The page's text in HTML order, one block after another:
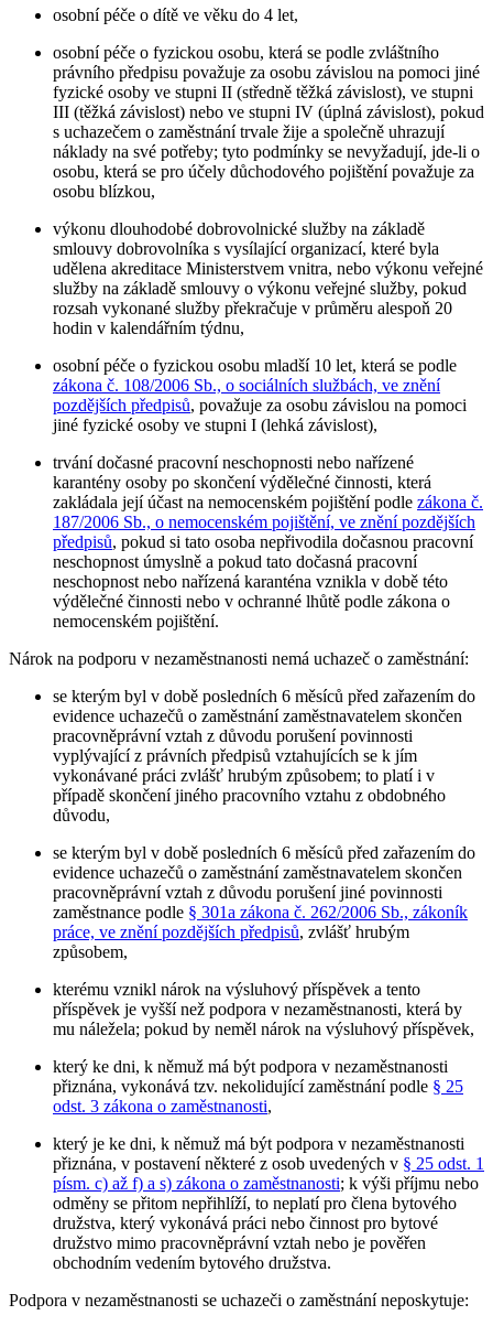
osobní péče o dítě ve věku do 4 let,
osobní péče o fyzickou osobu, která se podle zvláštního
právního předpisu považuje za osobu závislou na pomoci jiné
fyzické osoby ve stupni II (středně těžká závislost), ve stupni
III (těžká závislost) nebo ve stupni IV (úplná závislost), pokud
s uchazečem o zaměstnání trvale žije a společně uhrazují
náklady na své potřeby; tyto podmínky se nevyžadují, jde-li o
osobu, která se pro účely důchodového pojištění považuje za
osobu blízkou,
výkonu dlouhodobé dobrovolnické služby na základě
smlouvy dobrovolníka s vysílající organizací, které byla
udělena akreditace Ministerstvem vnitra, nebo výkonu veřejné
služby na základě smlouvy o výkonu veřejné služby, pokud
rozsah vykonané služby překračuje v průměru alespoň 20
hodin v kalendářním týdnu,
osobní péče o fyzickou osobu mladší 10 let, která se podle
zákona č. 108/2006 Sb., o sociálních službách, ve znění
pozdějších předpisů, považuje za osobu závislou na pomoci
jiné fyzické osoby ve stupni I (lehká závislost),
trvání dočasné pracovní neschopnosti nebo nařízené
karantény osoby po skončení výdělečné činnosti, která
zakládala její účast na nemocenském pojištění podle zákona č.
187/2006 Sb., o nemocenském pojištění, ve znění pozdějších
předpisů, pokud si tato osoba nepřivodila dočasnou pracovní
neschopnost úmyslně a pokud tato dočasná pracovní
neschopnost nebo nařízená karanténa vznikla v době této
výdělečné činnosti nebo v ochranné lhůtě podle zákona o
nemocenském pojištění.
Nárok na podporu v nezaměstnanosti nemá uchazeč o zaměstnání:
se kterým byl v době posledních 6 měsíců před zařazením do
evidence uchazečů o zaměstnání zaměstnavatelem skončen
pracovněprávní vztah z důvodu porušení povinnosti
vyplývající z právních předpisů vztahujících se k jím
vykonávané práci zvlášť hrubým způsobem; to platí i v
případě skončení jiného pracovního vztahu z obdobného
důvodu,
se kterým byl v době posledních 6 měsíců před zařazením do
evidence uchazečů o zaměstnání zaměstnavatelem skončen
pracovněprávní vztah z důvodu porušení jiné povinnosti
zaměstnance podle § 301a zákona č. 262/2006 Sb., zákoník
práce, ve znění pozdějších předpisů, zvlášť hrubým
způsobem,
kterému vznikl nárok na výsluhový příspěvek a tento
příspěvek je vyšší než podpora v nezaměstnanosti, která by
mu náležela; pokud by neměl nárok na výsluhový příspěvek,
který ke dni, k němuž má být podpora v nezaměstnanosti
přiznána, vykonává tzv. nekolidující zaměstnání podle § 25
odst. 3 zákona o zaměstnanosti,
který je ke dni, k němuž má být podpora v nezaměstnanosti
přiznána, v postavení některé z osob uvedených v § 25 odst. 1
písm. c) až f) a s) zákona o zaměstnanosti; k výši příjmu nebo
odměny se přitom nepřihlíží, to neplatí pro člena bytového
družstva, který vykonává práci nebo činnost pro bytové
družstvo mimo pracovněprávní vztah nebo je pověřen
obchodním vedením bytového družstva.
Podpora v nezaměstnanosti se uchazeči o zaměstnání neposkytuje: